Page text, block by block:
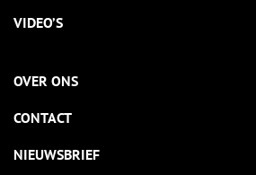
VIDEO’S
OVER ONS
CONTACT
NIEUWSBRIEF